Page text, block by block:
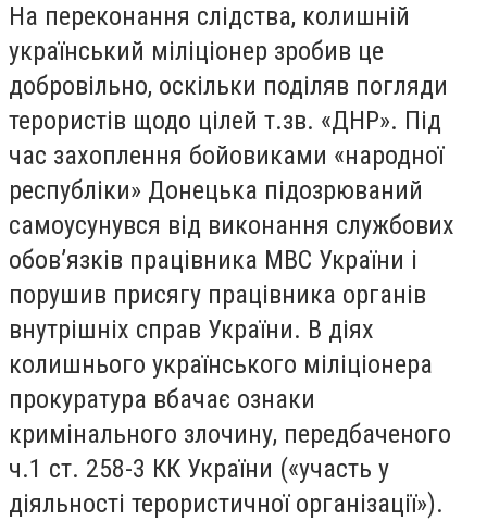
На переконання слідства, колишній
український міліціонер зробив це
добровільно, оскільки поділяв погляди
терористів щодо цілей т.зв. «ДНР». Під
час захоплення бойовиками «народної
республіки» Донецька підозрюваний
самоусунувся від виконання службових
обов’язків працівника МВС України і
порушив присягу працівника органів
внутрішніх справ України. В діях
колишнього українського міліціонера
прокуратура вбачає ознаки
кримінального злочину, передбаченого
ч.1 ст. 258-3 КК України («участь у
діяльності терористичної організації»).